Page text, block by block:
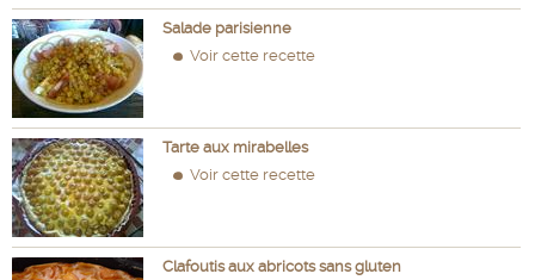
Salade parisienne
Voir cette recette
Tarte aux mirabelles
Voir cette recette
Clafoutis aux abricots sans gluten